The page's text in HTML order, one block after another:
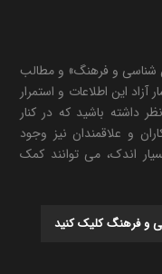
شناسی و فرهنگ» و مطالب
این اطلاعات و استمرار
داشته باشید که در کنار
و علاقمندان نیز وجود
اندک، می توانند کمک
و فرهنگ کلیک کنید